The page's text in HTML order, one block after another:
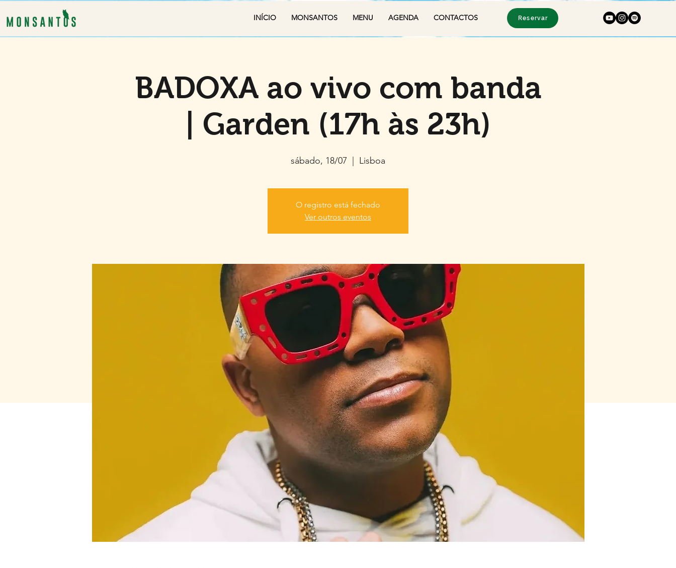
INÍCIO MONSANTOS MENU AGENDA CONTACTOS Reservar
BADOXA ao vivo com banda
| Garden (17h às 23h)
sábado, 18/07 Lisboa
O registro está fechado
Ver outros eventos